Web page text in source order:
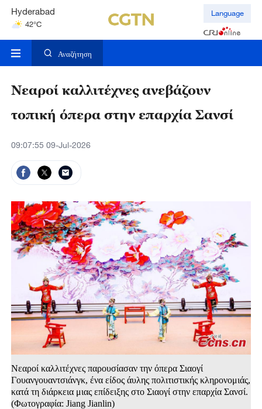
Hyderabad
42°C
Mumbai
Language
Αναζήτηση
Νεαροί καλλιτέχνες ανεβάζουν
τοπική όπερα στην επαρχία Σανσί
09:07:55 09-Jul-2026
Νεαροί καλλιτέχνες παρουσίασαν την όπερα Σιαογί
Γουανγουαντσιάνγκ, ένα είδος άυλης πολιτιστικής κληρονομιάς,
κατά τη διάρκεια μιας επίδειξης στο Σιαογί στην επαρχία Σανσί.
(Φωτογραφία: Jiang Jianlin)